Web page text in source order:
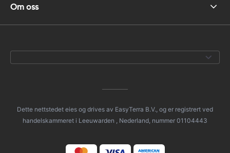
Om oss
Dette nettstedet eies og drives av EasyTerra B.V., og er registrert ved
handelskammeret i Leeuwarden , Nederland, nummer 01104443